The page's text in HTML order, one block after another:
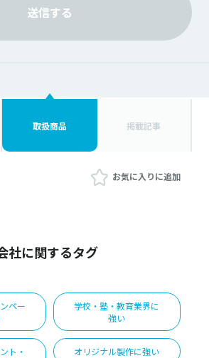
送信する
取扱商品 掲載記事
お気に入りに追加
社に関するタグ
ペー
学校・塾・教育業界に
強い
ト・
オリジナル製作に強い